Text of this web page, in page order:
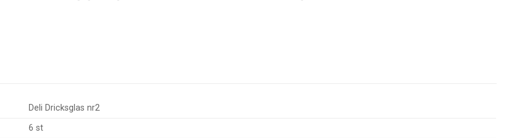
6 st
285 ml